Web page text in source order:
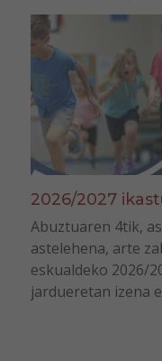
2026/2027
Abuztuaren 4tik,
astelehena, arte
eskualdeko 2026/
jardueretan izena